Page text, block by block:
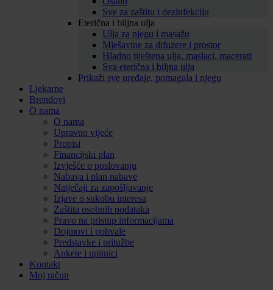
Sve za zaštitu i dezinfekciju
Eterična i biljna ulja
Ulja za njegu i masažu
Mješavine za difuzere i prostor
Hladno tiještena ulja, maslaci, macerati
Sva eterična i biljna ulja
Prikaži sve uređaje, pomagala i njegu
Ljekarne
Brendovi
O nama
O nama
Upravno vijeće
Propisi
Financijski plan
Izvješće o poslovanju
Nabava i plan nabave
Natječaji za zapošljavanje
Izjave o sukobu interesa
Zaštita osobnih podataka
Pravo na pristup informacijama
Dojmovi i pohvale
Predstavke i pritužbe
Ankete i upitnici
Kontakt
Moj račun